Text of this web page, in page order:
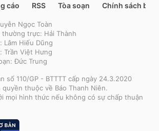
cáo RSS Tòa soạn Chính sách bảo
Ngọc Toàn
trực: Hải Thành
Lâm Hiếu Dũng
Trần Việt Hưng
Đức Trung
số 110/GP - BTTTT cấp ngày 24.3.2020
thuộc về Báo Thanh Niên.
mọi hình thức nếu không có sự chấp thuận